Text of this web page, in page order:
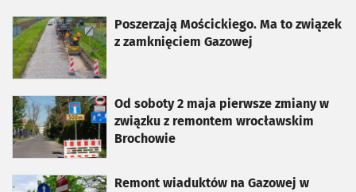
Poszerzają Mościckiego. Ma to związek
z zamknięciem Gazowej
otworzy się w nowej karcie
Od soboty 2 maja pierwsze zmiany w
związku z remontem wrocławskim
Brochowie
otworzy się w nowej karcie
Remont wiaduktów na Gazowej w
otworzy się w nowej karcie